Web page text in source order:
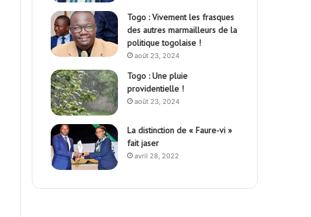
Togo : Vivement les frasques
des autres marmailleurs de la
politique togolaise !
août 23, 2024
Togo : Une pluie
providentielle !
août 23, 2024
La distinction de « Faure-vi »
fait jaser
avril 28, 2022